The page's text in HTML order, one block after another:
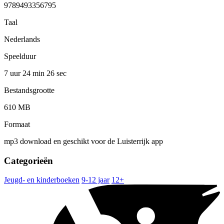
9789493356795
Taal
Nederlands
Speelduur
7 uur 24 min 26 sec
Bestandsgrootte
610 MB
Formaat
mp3 download en geschikt voor de Luisterrijk app
Categorieën
Jeugd- en kinderboeken 9-12 jaar 12+